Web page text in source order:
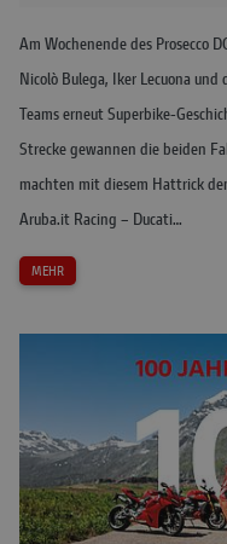
Am Wochenende des Prosecco
Nicolò Bulega, Iker Lecuona
Teams erneut Superbike-
Strecke gewannen die beiden
machten mit diesem Hattrick
Aruba.it Racing – Ducati…
MEHR